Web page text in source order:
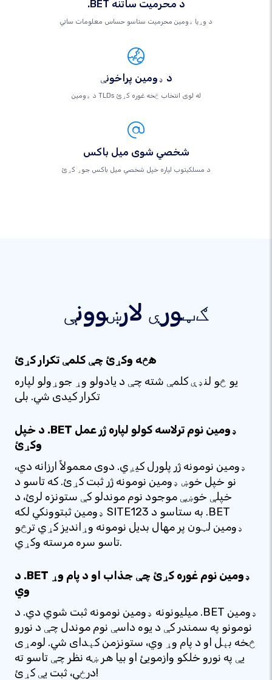
.BET د محرمیت ساتنه
د وړیا ډومین محرمیت ستاسو حساس معلومات ساتي
د ډومین پراخونې
د ډومین TLDs له لوی انتخاب څخه غوره کړئ
شخصي شوی میل باکس
د مسلکيتوب لپاره خپل شخصي میل باکس جوړ کړئ
ګټورې لارښوونې
هڅه وکړئ چې کلمې تکرار کړئ
یو څو لنډې کلمې شته چې د یادولو وړ جوړولو لپاره
تکرار کیدی شي. بلی
د خپل .BET ډومین نوم ترلاسه کولو لپاره ژر عمل
وکړئ
ډومین نومونه ژر پلورل کیږي. دوی معمولاً ارزانه دي،
نو خپل خوښ ډومین نومونه ژر ثبت کړئ. که تاسو د
خپلې خوښې موجود نوم موندلو کې ستونزه لرئ، د
ډومین ثبتوونکي لکه SITE123 به ستاسو د .BET
ډومین لټون پر مهال بدیل نومونه وړاندیز کړي ترڅو
تاسو سره مرسته وکړي.
د .BET ډومین نوم غوره کړئ چې جذاب او د پام وړ
وي
میلیونونه ډومین نومونه ثبت شوي دي. د .BET ډومین
نومونو په سمندر کې د یوه داسې نوم موندل چې د نورو
څخه بېل او د پام وړ وي، ستونزمن کېدای شي. لومړی
یې په نورو خلکو وازمویئ او بیا هر ښه نظر چې تاسو ته
درځي، ثبت یې کړئ!